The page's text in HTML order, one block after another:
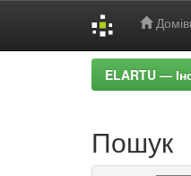
ELARTU —
Пошук